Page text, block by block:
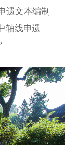
遗文本编制
轴线申遗